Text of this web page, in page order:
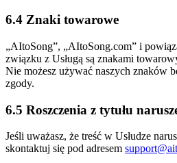
6.4 Znaki towarowe
„AItoSong”, „AItoSong.com” i
związku z Usługą są znakami
Nie możesz używać naszych znaków
zgody.
6.5 Roszczenia z tytułu
Jeśli uważasz, że treść w Usłudze
skontaktuj się pod adresem